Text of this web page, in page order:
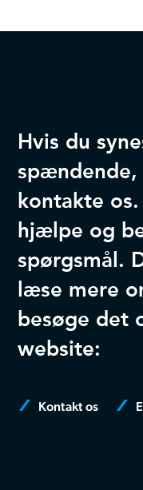
Hvis du
kontakte
hjælpe og
spørgsmål.
læse mere
besøge det
website:
Kontakt os